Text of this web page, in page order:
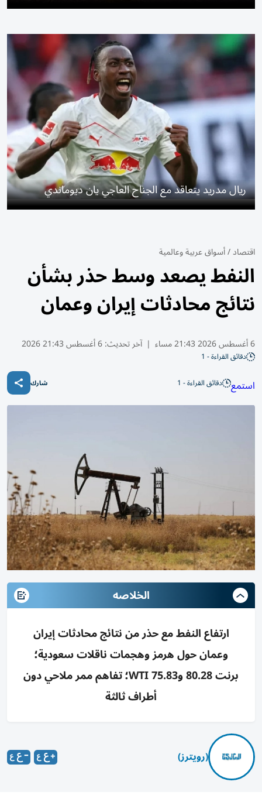
ريال مدريد يتعاقد مع الجناح العاجي يان ديوماندي
اقتصاد/أسواق عربية وعالمية
النفط يصعد وسط حذر بشأن
نتائج محادثات إيران وعمان
6 أغسطس 2026 21:43 مساء | آخر تحديث:6 أغسطس 21:43 2026
دقائق القراءة - 1
استمع دقائق القراءة - 1 شارك
الخلاصه
ارتفاع النفط مع حذر من نتائج محادثات إيران
وعمان حول هرمز وهجمات ناقلات سعودية؛
برنت 80.28 وWTI 75.83؛ تفاهم ممر ملاحي دون
أطراف ثالثة
(رويترز)